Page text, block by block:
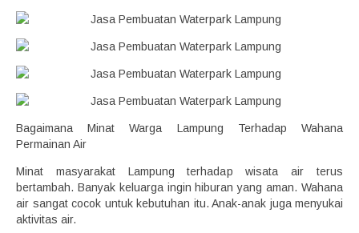
Bagaimana Minat Warga Lampung Terhadap Wahana
Permainan Air
Minat masyarakat Lampung terhadap wisata air terus
bertambah. Banyak keluarga ingin hiburan yang aman. Wahana
air sangat cocok untuk kebutuhan itu. Anak-anak juga menyukai
aktivitas air.